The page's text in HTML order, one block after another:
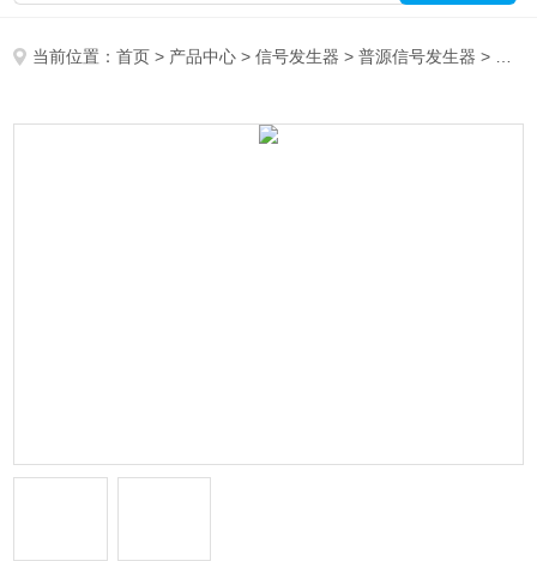
当前位置：首页 > 产品中心 >信号发生器 >普源信号发生器 > DG811普源信号发生器